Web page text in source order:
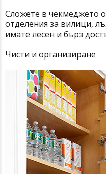
Сложете в чекмеджето
отделения за вилици,
имате лесен и бърз
Чисти и организиране